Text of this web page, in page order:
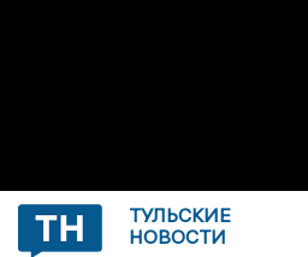
ТУЛЬСКИЕ
НОВОСТИ